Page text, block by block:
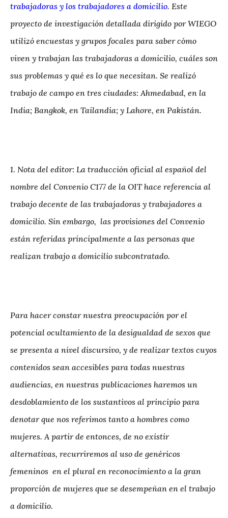
trabajadoras y los trabajadores a domicilio. Este
proyecto de investigación detallada dirigido por WIEGO
utilizó encuestas y grupos focales para saber cómo
viven y trabajan las trabajadoras a domicilio, cuáles son
sus problemas y qué es lo que necesitan. Se realizó
trabajo de campo en tres ciudades: Ahmedabad, en la
India; Bangkok, en Tailandia; y Lahore, en Pakistán.
1. Nota del editor: La traducción oficial al español del
nombre del Convenio C177 de la OIT hace referencia al
trabajo decente de las trabajadoras y trabajadores a
domicilio. Sin embargo, las provisiones del Convenio
están referidas principalmente a las personas que
realizan trabajo a domicilio subcontratado.
Para hacer constar nuestra preocupación por el
potencial ocultamiento de la desigualdad de sexos que
se presenta a nivel discursivo, y de realizar textos cuyos
contenidos sean accesibles para todas nuestras
audiencias, en nuestras publicaciones haremos un
desdoblamiento de los sustantivos al principio para
denotar que nos referimos tanto a hombres como
mujeres. A partir de entonces, de no existir
alternativas, recurriremos al uso de genéricos
femeninos en el plural en reconocimiento a la gran
proporción de mujeres que se desempeñan en el trabajo
a domicilio.